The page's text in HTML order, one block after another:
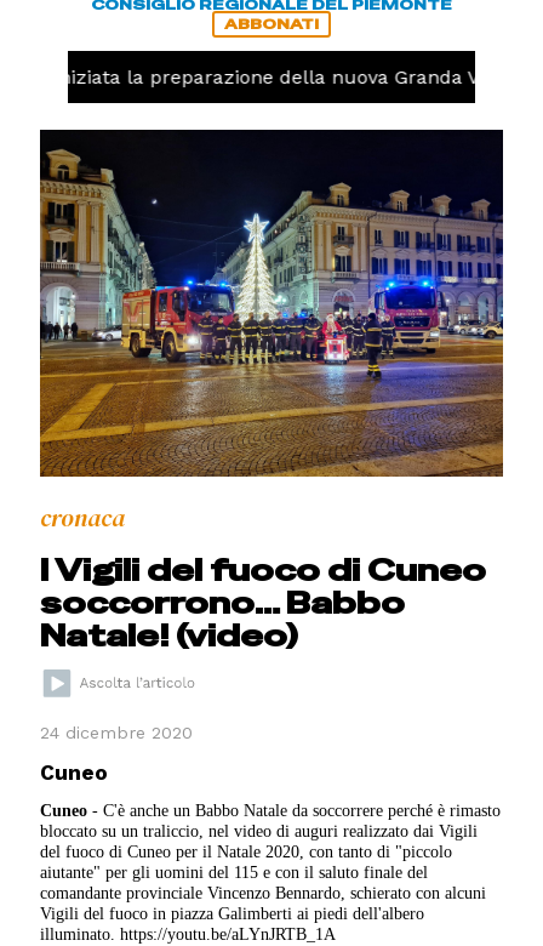
CONSIGLIO REGIONALE DEL PIEMONTE
ABBONATI
iniziata la preparazione della nuova Granda Volley
cronaca
I Vigili del fuoco di Cuneo
soccorrono… Babbo
Natale! (video)
24 dicembre 2020
Cuneo
Cuneo - C'è anche un Babbo Natale da soccorrere perché è rimasto
bloccato su un traliccio, nel video di auguri realizzato dai Vigili
del fuoco di Cuneo per il Natale 2020, con tanto di "piccolo
aiutante" per gli uomini del 115 e con il saluto finale del
comandante provinciale Vincenzo Bennardo, schierato con alcuni
Vigili del fuoco in piazza Galimberti ai piedi dell'albero
illuminato. https://youtu.be/aLYnJRTB_1A